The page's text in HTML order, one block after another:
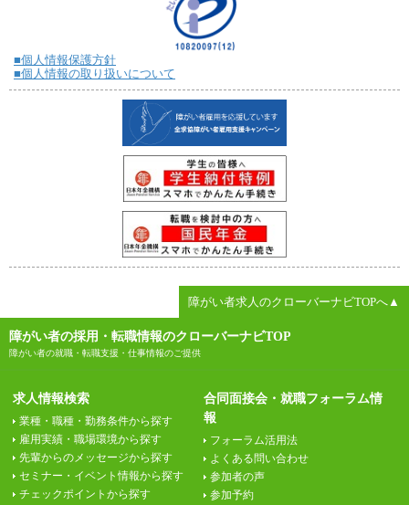
■個人情報保護方針
■個人情報の取り扱いについて
障がい者求人のクローバーナビTOPへ▲
障がい者の採用・転職情報のクローバーナビTOP
障がい者の就職・転職支援・仕事情報のご提供
求人情報検索
業種・職種・勤務条件から探す
雇用実績・職場環境から探す
先輩からのメッセージから探す
セミナー・イベント情報から探す
チェックポイントから探す
合同面接会・就職フォーラム情
報
フォーラム活用法
よくある問い合わせ
参加者の声
参加予約